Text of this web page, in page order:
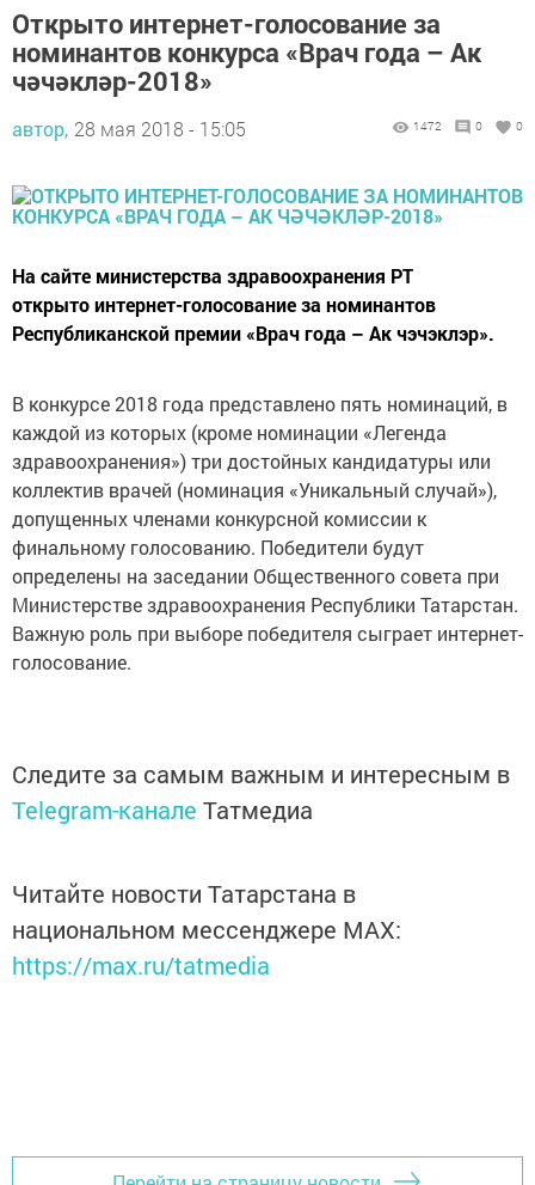
Открыто интернет-голосование за
номинантов конкурса «Врач года – Ак
чәчәкләр-2018»
автор, 28 мая 2018 - 15:05 1472 0 0
На сайте министерства здравоохранения РТ
открыто интернет-голосование за номинантов
Республиканской премии «Врач года – Ак чэчэклэр».
В конкурсе 2018 года представлено пять номинаций, в
каждой из которых (кроме номинации «Легенда
здравоохранения») три достойных кандидатуры или
коллектив врачей (номинация «Уникальный случай»),
допущенных членами конкурсной комиссии к
финальному голосованию. Победители будут
определены на заседании Общественного совета при
Министерстве здравоохранения Республики Татарстан.
Важную роль при выборе победителя сыграет интернет-
голосование.
Следите за самым важным и интересным в
Telegram-канале Татмедиа
Читайте новости Татарстана в
национальном мессенджере MАХ:
https://max.ru/tatmedia